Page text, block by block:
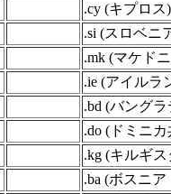
.cy (キプロス)
.si (スロベニ
.mk (マケド
.ie (アイルラ
.bd (バング
.do (ドミニ
.kg (キルギス
.ba (ボスニ